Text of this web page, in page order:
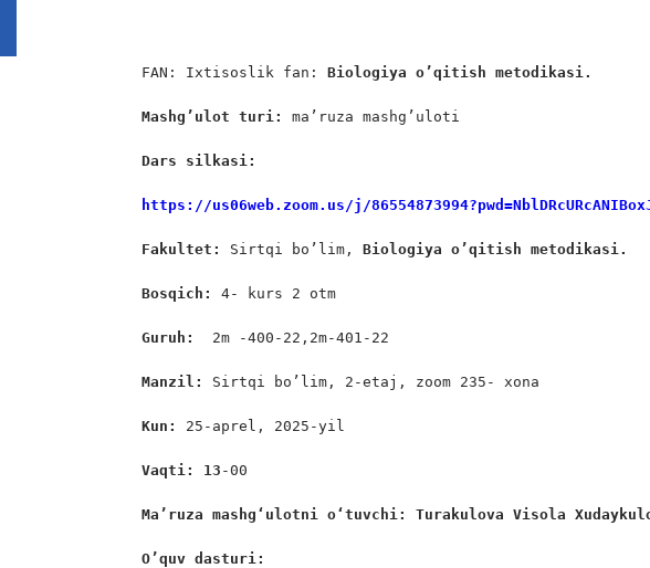
FAN: Ixtisoslik fan: Biologiya o’qitish metodikasi.
Mashg’ulot turi: ma’ruza mashg’uloti
Dars silkasi:
https://us06web.zoom.us/j/
Fakultet: Sirtqi bo’lim, Biologiya o’qitish metodikasi.
Bosqich: 4- kurs 2 otm
Guruh: 2m -400-22,2m-401-22
Manzil: Sirtqi bo’lim, 2-etaj, zoom 235- xona
Kun: 25-aprel, 2025-yil
Vaqti: 13 -00
Ma’ruza mashgʻulotni oʻtuvchi: Turakulova Visola
O’quv dasturi: